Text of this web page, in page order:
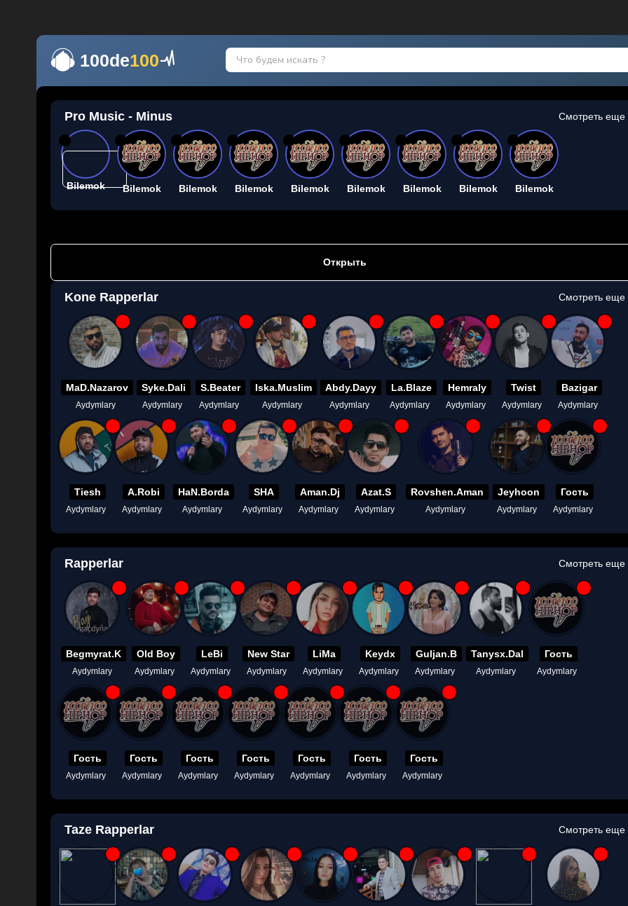
100de100
Pro Music - Minus Смотреть еще
Bilemok Bilemok Bilemok Bilemok Bilemok Bilemok Bilemok Bilemok Bilemok
Открыть
Kone Rapperlar Смотреть еще
MaD.Nazarov
Aydymlary
Syke.Dali
Aydymlary
S.Beater
Aydymlary
Iska.Muslim
Aydymlary
Abdy.Dayy
Aydymlary
La.Blaze
Aydymlary
Hemraly
Aydymlary
Twist
Aydymlary
Bazigar
Aydymlary
Tiesh
Aydymlary
A.Robi
Aydymlary
HaN.Borda
Aydymlary
SHA
Aydymlary
Aman.Dj
Aydymlary
Azat.S
Aydymlary
Rovshen.Aman
Aydymlary
Jeyhoon
Aydymlary
Гость
Aydymlary
Rapperlar Смотреть еще
Begmyrat.K
Aydymlary
Old Boy
Aydymlary
LeBi
Aydymlary
New Star
Aydymlary
LiMa
Aydymlary
Keydx
Aydymlary
Guljan.B
Aydymlary
Tanysx.Dal
Aydymlary
Гость
Aydymlary
Гость
Aydymlary
Гость
Aydymlary
Гость
Aydymlary
Гость
Aydymlary
Гость
Aydymlary
Гость
Aydymlary
Гость
Aydymlary
Taze Rapperlar Смотреть еще